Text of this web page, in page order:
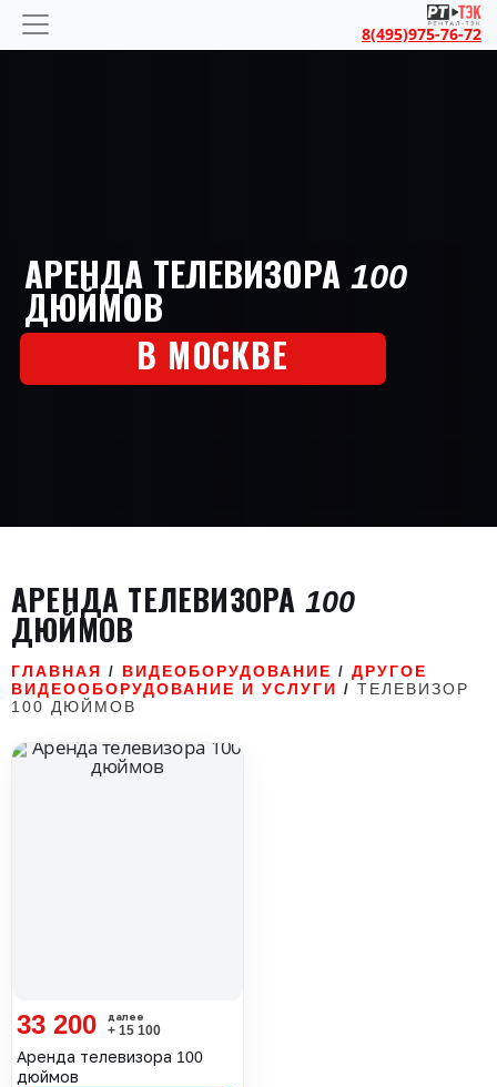
8(495)975-76-72
АРЕНДА ТЕЛЕВИЗОРА 100
ДЮЙМОВ
В МОСКВЕ
АРЕНДА ТЕЛЕВИЗОРА 100
ДЮЙМОВ
ГЛАВНАЯ / ВИДЕОБОРУДОВАНИЕ / ДРУГОЕ
ВИДЕООБОРУДОВАНИЕ И УСЛУГИ / ТЕЛЕВИЗОР
100 ДЮЙМОВ
Аренда телевизора 100
дюймов
33 200 + 15 100